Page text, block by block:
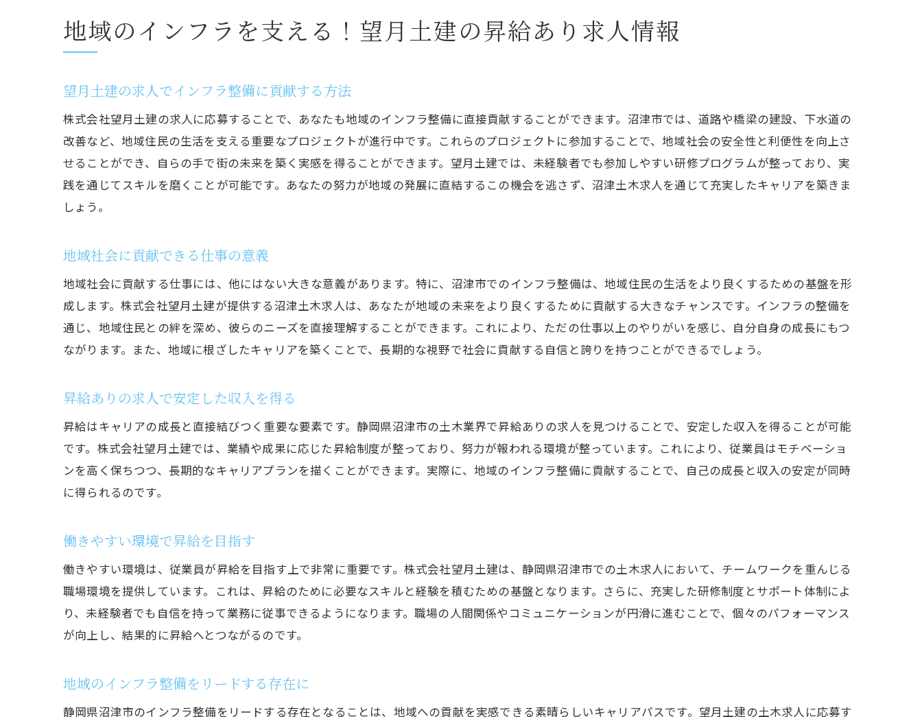
沼津土木求人で地域と共に成長する
安定した職場環境でキャリアを築く
昇給と成長を両立させる求人の魅力
望月土建で得られる仕事の安定感
成長の機会を逃さないための求人情報
働きながらスキルアップする方法
地域のインフラを支える！望月土建の昇給あり求人情報
望月土建の求人でインフラ整備に貢献する方法
株式会社望月土建の求人に応募することで、あなたも地域のインフラ整備に直接貢献することができます。沼津市では、道路や橋梁の建設、下水道の
改善など、地域住民の生活を支える重要なプロジェクトが進行中です。これらのプロジェクトに参加することで、地域社会の安全性と利便性を向上さ
せることができ、自らの手で街の未来を築く実感を得ることができます。望月土建では、未経験者でも参加しやすい研修プログラムが整っており、実
践を通じてスキルを磨くことが可能です。あなたの努力が地域の発展に直結するこの機会を逃さず、沼津土木求人を通じて充実したキャリアを築きま
しょう。
地域社会に貢献できる仕事の意義
地域社会に貢献する仕事には、他にはない大きな意義があります。特に、沼津市でのインフラ整備は、地域住民の生活をより良くするための基盤を形
成します。株式会社望月土建が提供する沼津土木求人は、あなたが地域の未来をより良くするために貢献する大きなチャンスです。インフラの整備を
通じ、地域住民との絆を深め、彼らのニーズを直接理解することができます。これにより、ただの仕事以上のやりがいを感じ、自分自身の成長にもつ
ながります。また、地域に根ざしたキャリアを築くことで、長期的な視野で社会に貢献する自信と誇りを持つことができるでしょう。
昇給ありの求人で安定した収入を得る
昇給はキャリアの成長と直接結びつく重要な要素です。静岡県沼津市の土木業界で昇給ありの求人を見つけることで、安定した収入を得ることが可能
です。株式会社望月土建では、業績や成果に応じた昇給制度が整っており、努力が報われる環境が整っています。これにより、従業員はモチベーショ
ンを高く保ちつつ、長期的なキャリアプランを描くことができます。実際に、地域のインフラ整備に貢献することで、自己の成長と収入の安定が同時
に得られるのです。
働きやすい環境で昇給を目指す
働きやすい環境は、従業員が昇給を目指す上で非常に重要です。株式会社望月土建は、静岡県沼津市での土木求人において、チームワークを重んじる
職場環境を提供しています。これは、昇給のために必要なスキルと経験を積むための基盤となります。さらに、充実した研修制度とサポート体制によ
り、未経験者でも自信を持って業務に従事できるようになります。職場の人間関係やコミュニケーションが円滑に進むことで、個々のパフォーマンス
が向上し、結果的に昇給へとつながるのです。
地域のインフラ整備をリードする存在に
静岡県沼津市のインフラ整備をリードする存在となることは、地域への貢献を実感できる素晴らしいキャリアパスです。望月土建の土木求人に応募す